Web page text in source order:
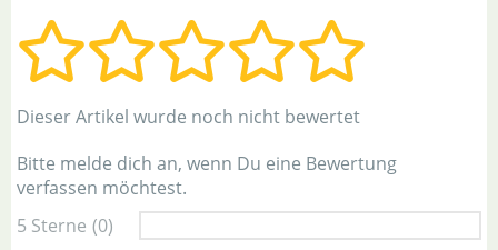
Dieser Artikel wurde noch nicht bewertet
Bitte melde dich an, wenn Du eine Bewertung
verfassen möchtest.
5 Sterne (0)